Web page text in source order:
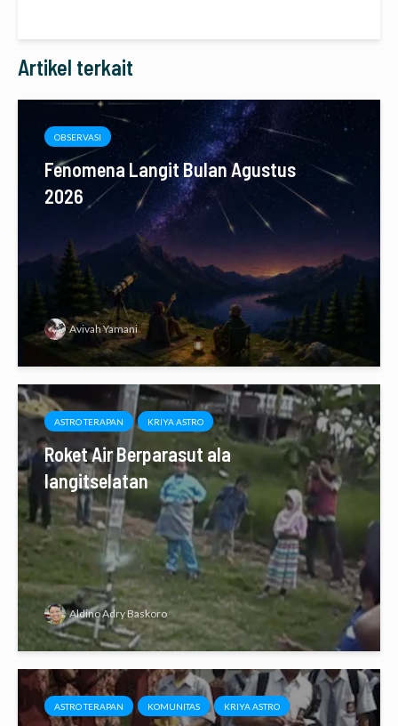
Artikel terkait
OBSERVASI
Fenomena Langit Bulan Agustus
2026
Avivah Yamani
ASTRO TERAPAN KRIYA ASTRO
Roket Air Berparasut ala
langitselatan
Aldino Adry Baskoro
ASTRO TERAPAN KOMUNITAS KRIYA ASTRO